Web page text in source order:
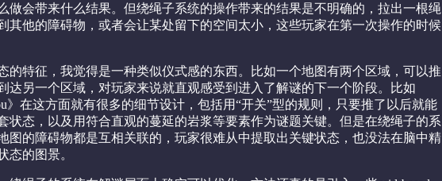
做会带来什么结果。但绕绳子系统的操作带来的结果是不明确的，拉出一根绳
其他的障碍物，或者会让某处留下的空间太小，这些玩家在第一次操作的时候
的特征，我觉得是一种类似仪式感的东西。比如一个地图有两个区域，可以推
达另一个区域，对玩家来说就直观感受到进入了解谜的下一个阶段。比如
》在这方面就有很多的细节设计，包括用“开关”型的规则，只要推了以后就能
状态，以及用符合直观的蔓延的岩浆等要素作为谜题关键。但是在绕绳子的系
图的障碍物都是互相关联的，玩家很难从中提取出关键状态，也没法在脑中精
态的图景。